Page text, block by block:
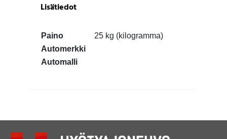
Lisätiedot
Paino
25 kg (kilogramma)
Automerkki
Automalli